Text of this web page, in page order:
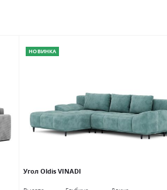
НОВИНКА
Угол Oldis VINADI